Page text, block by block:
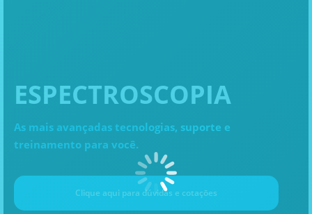
ESPECTROSCOPIA
As mais avançadas tecnologias, suporte e
treinamento para você.
Clique aqui para dúvidas e cotaçōes